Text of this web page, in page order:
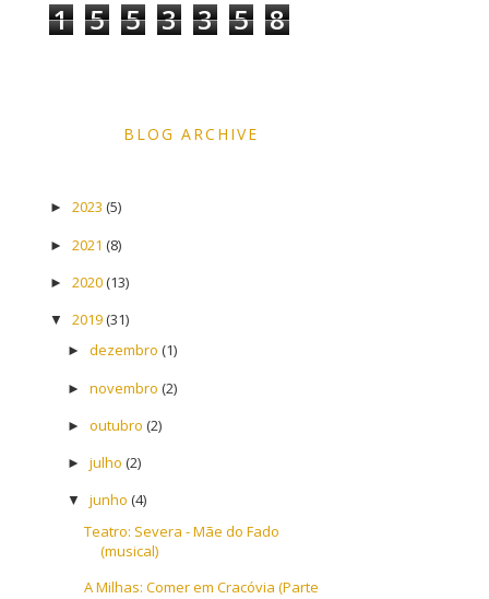
1 5 5 3 3 5 8
BLOG ARCHIVE
► 2023 (5)
► 2021 (8)
► 2020(13)
▼ 2019(31)
► dezembro (1)
► novembro (2)
► outubro (2)
► julho (2)
▼ junho (4)
Teatro: Severa - Mãe do Fado
(musical)
A Milhas: Comer em Cracóvia (Parte